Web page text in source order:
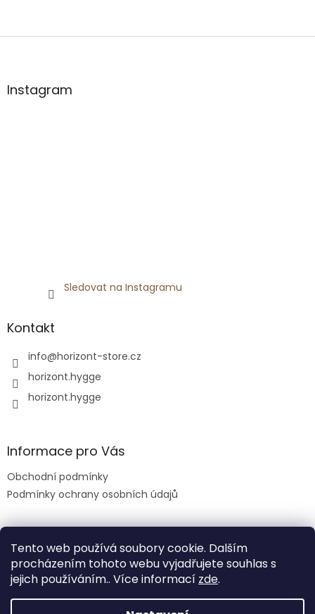
Tento web používá soubory cookie. Dalším
procházením tohoto webu vyjadřujete souhlas s
jejich používáním.. Více informací zde.
Z
aInstagram
Sledovat na Instagramu
Kontakt
info@horizont-store.cz
horizont.hygge
horizont.hygge
Informace pro Vás
Obchodní podmínky
Podmínky ochrany osobních údajů